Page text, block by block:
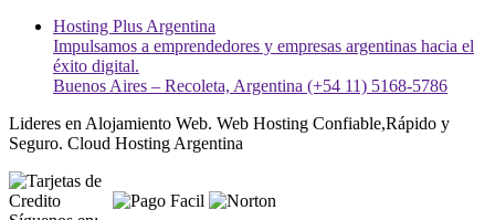
Hosting Plus Argentina
Impulsamos a emprendedores y empresas argentinas hacia el
éxito digital.
Buenos Aires – Recoleta, Argentina (+54 11) 5168-5786
Lideres en Alojamiento Web. Web Hosting Confiable,Rápido y
Seguro. Cloud Hosting Argentina